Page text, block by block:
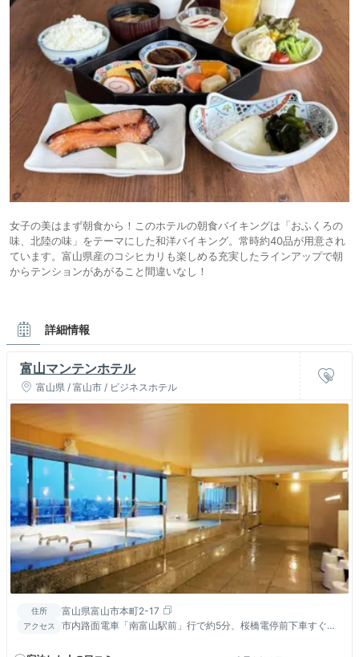
女子の美はまず朝食から！このホテルの朝食バイキングは「おふくろの
味、北陸の味」をテーマにした和洋バイキング。常時約40品が用意され
ています。富山県産のコシヒカリも楽しめる充実したラインアップで朝
からテンションがあがること間違いなし！
詳細情報
富山マンテンホテル
富山県 / 富山市 / ビジネスホテル
住所 富山県富山市本町2-17
アクセス
市内路面電車「南富山駅前」行で約5分、桜橋電停前下車すぐ